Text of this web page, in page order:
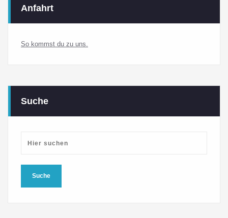
Anfahrt
So kommst du zu uns.
Suche